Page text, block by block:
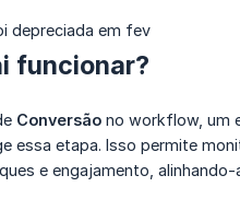
depreciada em fev
funcionar?
Conversão no workflow, um
essa etapa. Isso permite
e engajamento,